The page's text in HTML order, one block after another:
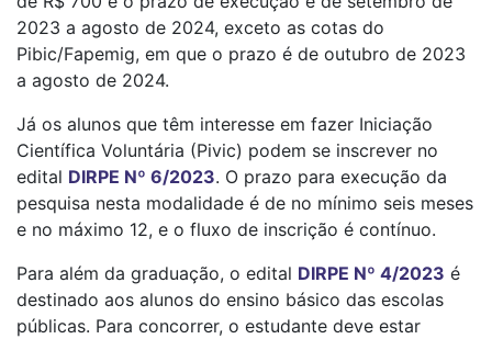
2023 a agosto de 2024, exceto as cotas do
Pibic/Fapemig, em que o prazo é de outubro de 2023
a agosto de 2024.
Já os alunos que têm interesse em fazer Iniciação
Científica Voluntária (Pivic) podem se inscrever no
edital DIRPE Nº 6/2023. O prazo para execução da
pesquisa nesta modalidade é de no mínimo seis meses
e no máximo 12, e o fluxo de inscrição é contínuo.
Para além da graduação, o edital DIRPE Nº 4/2023 é
destinado aos alunos do ensino básico das escolas
públicas. Para concorrer, o estudante deve estar